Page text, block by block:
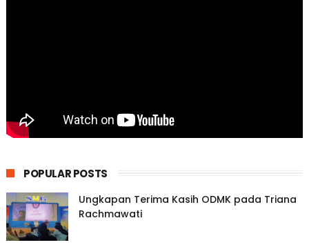
POPULAR POSTS
Ungkapan Terima Kasih ODMK pada Triana
Rachmawati